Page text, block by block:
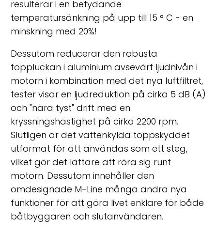
resulterar i en betydande
temperatursänkning på upp till 15 ° C - en
minskning med 20%!
Dessutom reducerar den robusta
toppluckan i aluminium avsevärt ljudnivån i
motorn i kombination med det nya luftfiltret,
tester visar en ljudreduktion på cirka 5 dB (A)
och "nära tyst" drift med en
kryssningshastighet på cirka 2200 rpm.
Slutligen är det vattenkylda toppskyddet
utformat för att användas som ett steg,
vilket gör det lättare att röra sig runt
motorn. Dessutom innehåller den
omdesignade M-Line många andra nya
funktioner för att göra livet enklare för både
båtbyggaren och slutanvändaren.